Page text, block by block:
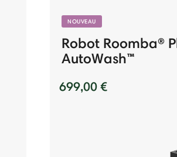
NOUVEAU
Robot Roomba®
AutoWash™
699,00 €